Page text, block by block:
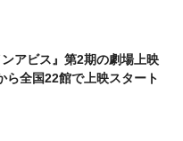
アビス』第2期の劇場上映
全国22館で上映スタート